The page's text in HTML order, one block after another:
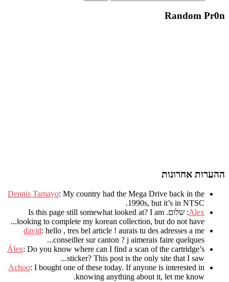
Random Pr0n
ההערות אחרונות
Dennis Tamayo: My country had the Mega Drive back in the
1990s, but it’s in NTSC
.
Alex: שלום. Is this page still somewhat looked at? I am
looking to complete my korean collection, but do not have..
.
david: hello , tres bel article ! aurais tu des adresses a me
conseiller sur canton ? j aimerais faire quelques..
.
Álex: Do you know where can I find a scan of the cartridge’s
sticker? This post is the only site that I saw...
Achoo: I bought one of these today. If anyone is interested in
knowing anything about it, let me know.